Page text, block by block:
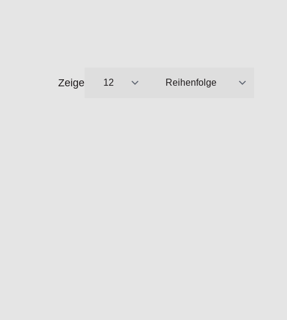
Zeige
pro Seite Sortieren nach